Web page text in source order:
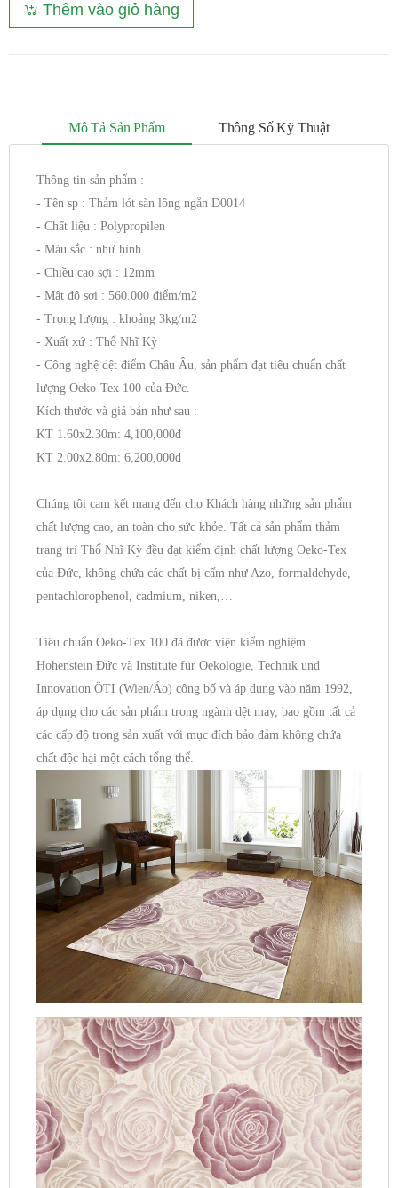
Thêm vào giỏ hàng
Mô Tả Sản Phẩm Thông Số Kỹ Thuật
Thông tin sản phẩm :
- Tên sp : Thảm lót sàn lông ngắn D0014
- Chất liệu : Polypropilen
- Màu sắc : như hình
- Chiều cao sợi : 12mm
- Mật độ sợi : 560.000 điểm/m2
- Trọng lượng : khoảng 3kg/m2
- Xuất xứ : Thổ Nhĩ Kỳ
- Công nghệ dệt điểm Châu Âu, sản phẩm đạt tiêu chuẩn chất
lượng Oeko-Tex 100 của Đức.
Kích thước và giá bán như sau :
KT 1.60x2.30m: 4,100,000đ
KT 2.00x2.80m: 6,200,000đ
Chúng tôi cam kết mang đến cho Khách hàng những sản phẩm
chất lượng cao, an toàn cho sức khỏe. Tất cả sản phẩm thảm
trang trí Thổ Nhĩ Kỳ đều đạt kiểm định chất lượng Oeko-Tex
của Đức, không chứa các chất bị cấm như Azo, formaldehyde,
pentachlorophenol, cadmium, niken,…
Tiêu chuẩn Oeko-Tex 100 đã được viện kiểm nghiệm
Hohenstein Đức và Institute für Oekologie, Technik und
Innovation ÖTI (Wien/Áo) công bố và áp dụng vào năm 1992,
áp dụng cho các sản phẩm trong ngành dệt may, bao gồm tất cả
các cấp độ trong sản xuất với mục đích bảo đảm không chứa
chất độc hại một cách tổng thể.